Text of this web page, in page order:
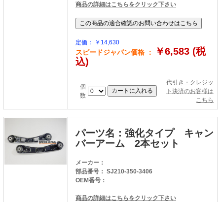
商品の詳細はこちらをクリック下さい
定価： ￥14,630
スピードジャパン価格 ：
￥6,583 (税
込)
個
数
代引き・クレジッ
ト決済のお客様は
こちら
パーツ名：強化タイプ キャン
バーアーム 2本セット
メーカー：
部品番号： SJ210-350-3406
OEM番号：
商品の詳細はこちらをクリック下さい